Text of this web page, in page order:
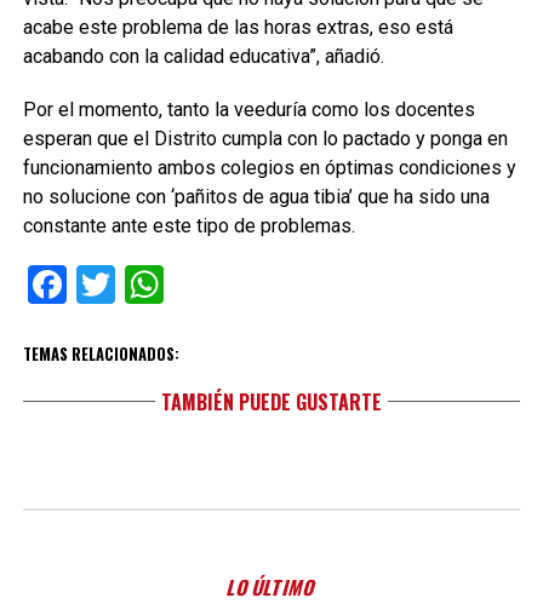
acabe este problema de las horas extras, eso está
acabando con la calidad educativa”, añadió.
Por el momento, tanto la veeduría como los docentes
esperan que el Distrito cumpla con lo pactado y ponga en
funcionamiento ambos colegios en óptimas condiciones y
no solucione con ‘pañitos de agua tibia’ que ha sido una
constante ante este tipo de problemas.
Facebook
TwitterWhatsApp
TEMAS RELACIONADOS:
TAMBIÉN PUEDE GUSTARTE
LO ÚLTIMO